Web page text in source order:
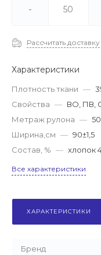
-
Рассчитать доставку
Характеристики
Плотность ткани —
Свойства — ВО, ПВ,
Метраж рулона — 50
Ширина,см — 90±1,5
Состав, % — хлопок
Все характеристики
ХАРАКТЕРИСТИКИ
Бренд